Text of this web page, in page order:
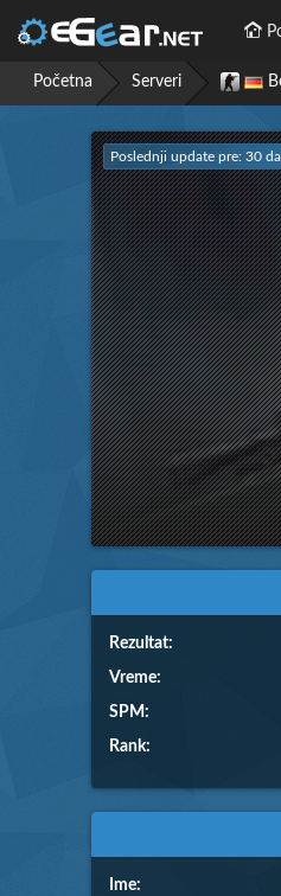
Početna Serveri
Poslednji update pre: 30
Rezultat:
Vreme:
SPM:
Rank:
Ime: